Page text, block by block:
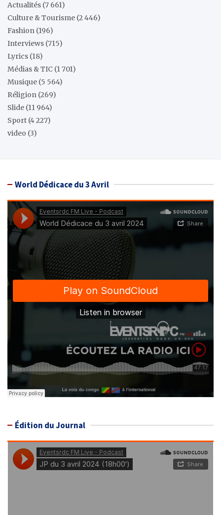
Actualités (7 661)
Culture & Tourisme (2 446)
Fashion (196)
Interviews (715)
Lyrics (18)
Médias & TIC (1 701)
Musique (5 564)
Réligion (269)
Slide (11 964)
Sport (4 227)
video (3)
World Dédicace du 3 Avril
Édition du Journal